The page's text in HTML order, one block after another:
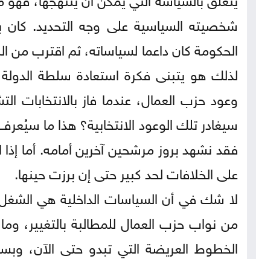
شخصيته السياسية على وجه التحديد. كان
الحكومة كان داعما لسياساته، ثم اقترب من
لذلك هو يتبنى فكرة استعادة سلطة
سيغادر تلك الوعود الانتخابية؟ هذا ما
فقد نشهد بروز مرشحين آخرين أمامه. أما
على الخلافات لحد كبير حتى إن برزت حينها.
لا شك في أن السياسات الداخلية هي
من نواب حزب العمال للمطالبة بالتغيير،
الخطوط العريضة التي تبدو حتى الآن،